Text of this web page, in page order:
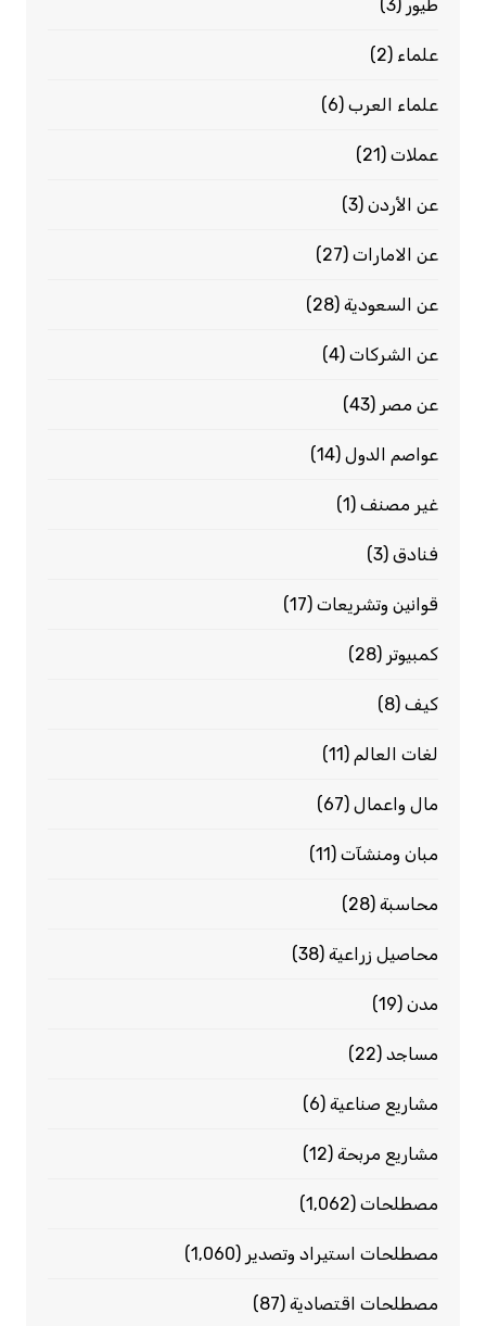
طيور (3)
علماء (2)
علماء العرب(6)
عملات(21)
عن الأردن(3)
عن الامارات(27)
عن السعودية(28)
عن الشركات(4)
عن مصر (43)
عواصم الدول(14)
غير مصنف(1)
فنادق(3)
قوانين وتشريعات(17)
كمبيوتر (28)
كيف(8)
لغات العالم (11)
مال واعمال(67)
مبان ومنشآت(11)
محاسبة(28)
محاصيل زراعية(38)
مدن(19)
مساجد(22)
مشاريع صناعية(6)
مشاريع مربحة(12)
مصطلحات(1٬062)
مصطلحات استيراد وتصدير (1٬060)
مصطلحات اقتصادية(87)